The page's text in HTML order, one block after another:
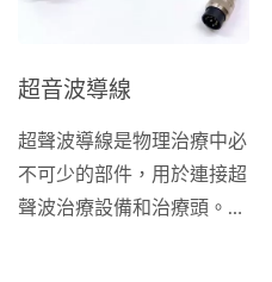
超音波導線
超聲波導線是物理治療中必
不可少的部件，用於連接超
聲波治療設備和治療頭。並